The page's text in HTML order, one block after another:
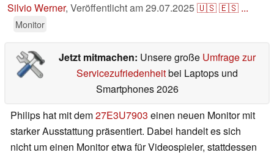
Silvio Werner, Veröffentlicht am29.07.2025🇺🇸🇪🇸 ...
Monitor
Jetzt mitmachen: Unsere große Umfrage zur
Servicezufriedenheitbei Laptops und
Smartphones 2026
Philips hat mit dem27E3U7903 einen neuen Monitor mit
starker Ausstattung präsentiert. Dabei handelt es sich
nicht um einen Monitor etwa für Videospieler, stattdessen